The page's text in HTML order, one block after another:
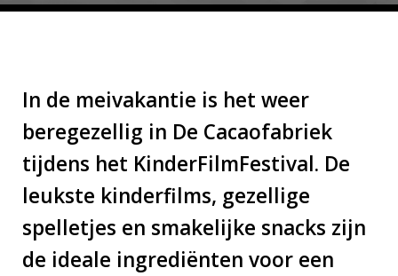
In de meivakantie is het weer
beregezellig in De Cacaofabriek
tijdens het KinderFilmFestival. De
leukste kinderfilms, gezellige
spelletjes en smakelijke snacks zijn
de ideale ingrediënten voor een